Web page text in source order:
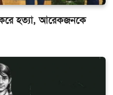
করে হত্যা, আরেকজনকে